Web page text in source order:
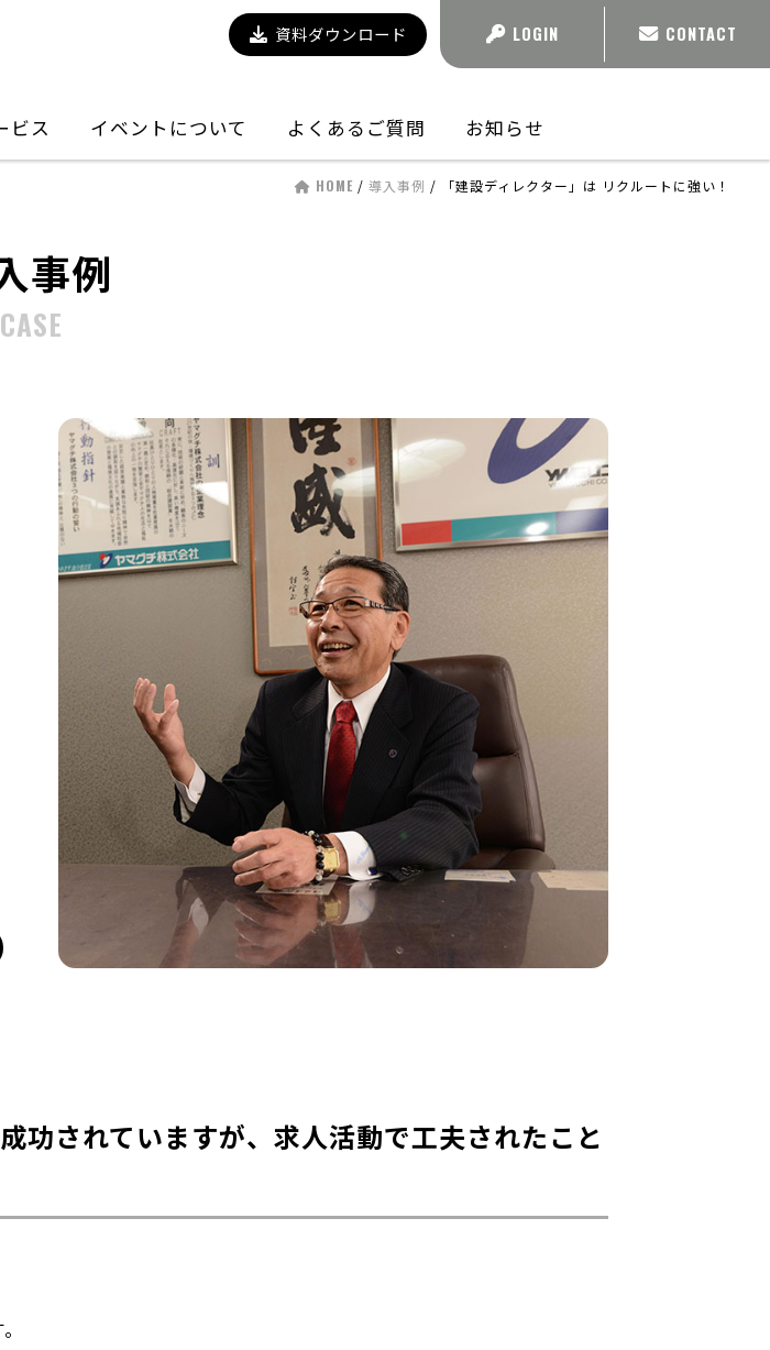
資料ダウンロード LOGIN CONTACT
ビス イベントについて よくあるご質問 お知らせ
HOME / 導入事例 / 「建設ディレクター」は リクルートに強い！
事例
CASE
功されていますが、求人活動で工夫されたこと